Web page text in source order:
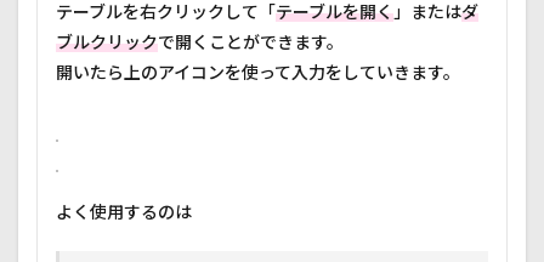
テーブルを右クリックして「テーブルを開く」またはダ
ブルクリックで開くことができます。
開いたら上のアイコンを使って入力をしていきます。
よく使用するのは